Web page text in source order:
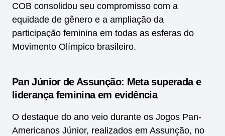
COB consolidou seu compromisso com a
equidade de gênero e a ampliação da
participação feminina em todas as esferas do
Movimento Olímpico brasileiro.
Pan Júnior de Assunção: Meta superada e
liderança feminina em evidência
O destaque do ano veio durante os Jogos Pan-
Americanos Júnior, realizados em Assunção, no